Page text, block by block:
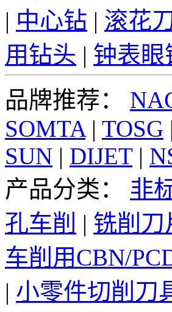
| 中心钻 | 滚花
用钻头 | 钟表眼
品牌推荐：
SOMTA| TOSG |
SUN | DIJET|
产品分类：
非
孔车削 | 铣削刀
车削用CBN/
| 小零件切削刀